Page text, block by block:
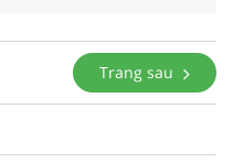
Trang sau